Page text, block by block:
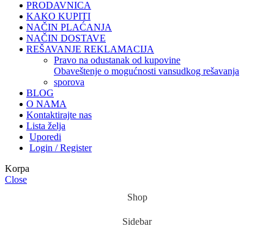
PRODAVNICA
KAKO KUPITI
NAČIN PLAĆANJA
NAČIN DOSTAVE
REŠAVANJE REKLAMACIJA
pravo na odustanak od kupovine
obaveštenje o mogućnosti vansudkog rešavanja
sporova
BLOG
O NAMA
Kontaktirajte nas
Lista želja
Uporedi
Login / Register
Korpa
Close
Shop
Sidebar